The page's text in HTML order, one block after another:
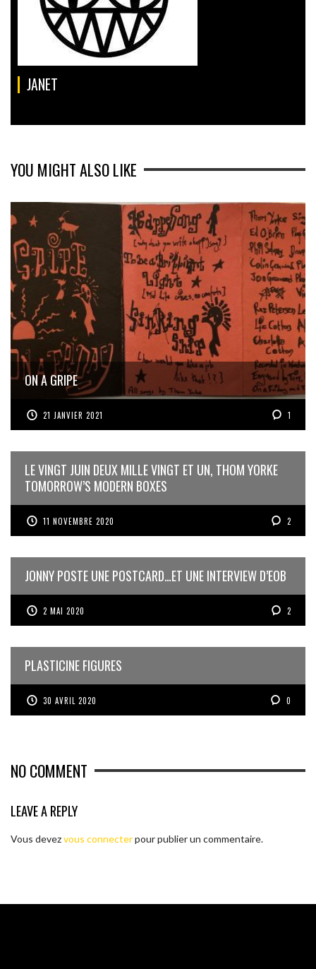
JANET
YOU MIGHT ALSO LIKE
ON A GRIPE
21 JANVIER 2021 1
LE VINGT JUIN DEUX MILLE VINGT ET UN, THOM YORKE
TOMORROW’S MODERN BOXES
11 NOVEMBRE 2020 2
JONNY POSTE UNE POSTCARD…ET UNE INTERVIEW D’EOB
2 MAI 2020 2
PLASTICINE FIGURES
30 AVRIL 2020 0
NO COMMENT
LEAVE A REPLY
Vous devezvous connecterpour publier un commentaire.